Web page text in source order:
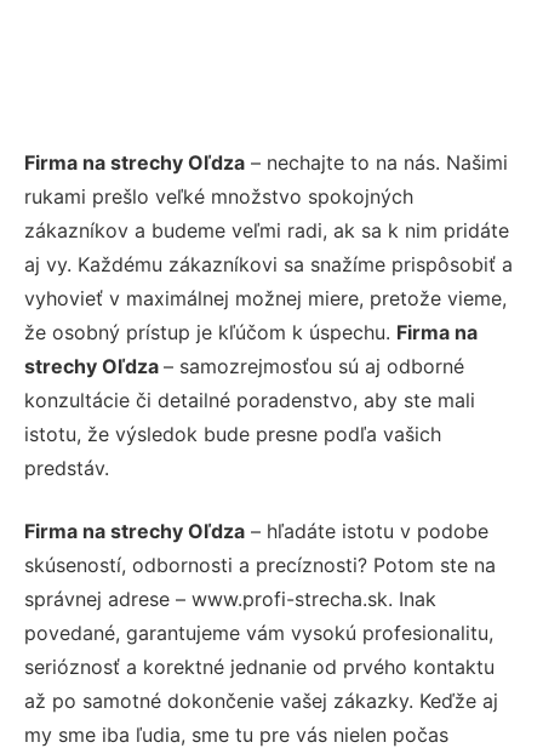
Firma na strechy Oľdza – nechajte to na nás. Našimi
rukami prešlo veľké množstvo spokojných
zákazníkov a budeme veľmi radi, ak sa k nim pridáte
aj vy. Každému zákazníkovi sa snažíme prispôsobiť a
vyhovieť v maximálnej možnej miere, pretože vieme,
že osobný prístup je kľúčom k úspechu. Firma na
strechy Oľdza – samozrejmosťou sú aj odborné
konzultácie či detailné poradenstvo, aby ste mali
istotu, že výsledok bude presne podľa vašich
predstáv.
Firma na strechy Oľdza – hľadáte istotu v podobe
skúseností, odbornosti a precíznosti? Potom ste na
správnej adrese – www.profi-strecha.sk. Inak
povedané, garantujeme vám vysokú profesionalitu,
serióznosť a korektné jednanie od prvého kontaktu
až po samotné dokončenie vašej zákazky. Keďže aj
my sme iba ľudia, sme tu pre vás nielen počas